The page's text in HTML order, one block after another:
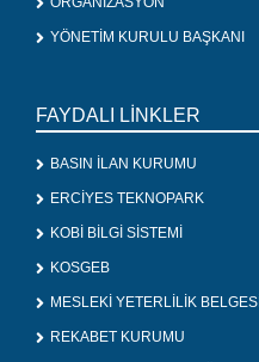
YÖNETİM KURULU BAŞKANI
FAYDALI LİNKLER
BASIN İLAN KURUMU
ERCİYES TEKNOPARK
KOBİ BİLGİ SİSTEMİ
KOSGEB
MESLEKİ YETERLİLİK BELGESİ
REKABET KURUMU